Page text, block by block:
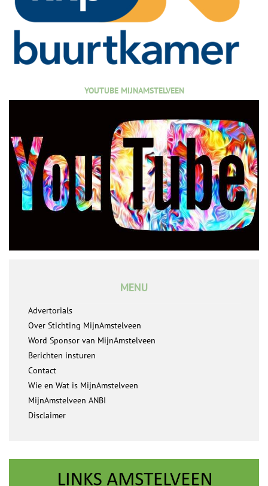
YOUTUBE MIJNAMSTELVEEN
MENU
Advertorials
Over Stichting MijnAmstelveen
Word Sponsor van MijnAmstelveen
Berichten insturen
Contact
Wie en Wat is MijnAmstelveen
MijnAmstelveen ANBI
Disclaimer